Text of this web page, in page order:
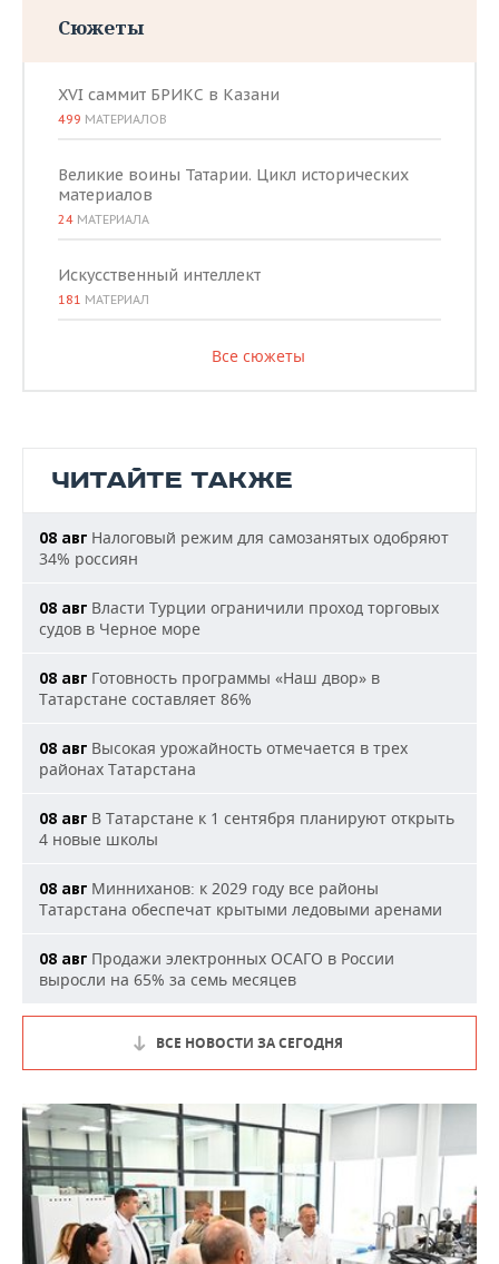
Сюжеты
XVI саммит БРИКС в Казани
499 МАТЕРИАЛОВ
Великие воины Татарии. Цикл исторических
материалов
24 МАТЕРИАЛА
Искусственный интеллект
181 МАТЕРИАЛ
Все сюжеты
ЧИТАЙТЕ ТАКЖЕ
08 авг Налоговый режим для самозанятых одобряют
34% россиян
08 авг Власти Турции ограничили проход торговых
судов в Черное море
08 авг Готовность программы «Наш двор» в
Татарстане составляет 86%
08 авг Высокая урожайность отмечается в трех
районах Татарстана
08 авг В Татарстане к 1 сентября планируют открыть
4 новые школы
08 авг Минниханов: к 2029 году все районы
Татарстана обеспечат крытыми ледовыми аренами
08 авг Продажи электронных ОСАГО в России
выросли на 65% за семь месяцев
ВСЕ НОВОСТИ ЗА СЕГОДНЯ